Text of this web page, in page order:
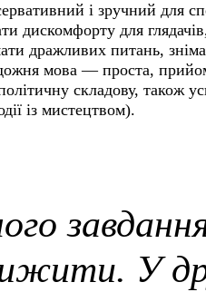
і зручний для
дискомфорту для
дражливих питань,
мова — проста,
складову, також
із мистецтвом).
У